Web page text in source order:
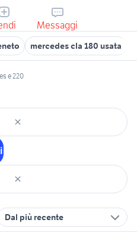
Messaggi
mercedes cla 180 usata
e 220
Dal più recente